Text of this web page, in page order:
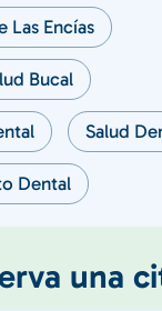
Las Encías
Bucal
Salud
Dental
una